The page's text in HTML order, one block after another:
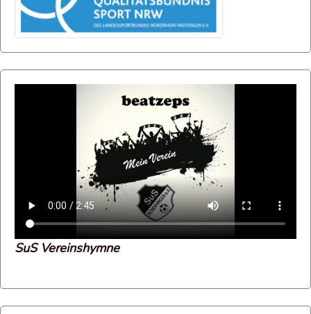
SuS Vereinshymne